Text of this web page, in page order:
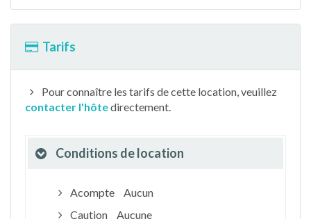
Tarifs
Pour connaître les tarifs de cette location, veuillez
contacter l'hôtedirectement.
Conditions de location
Acompte
Aucun
Caution
Aucune